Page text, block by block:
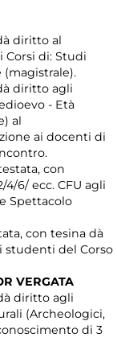
diritto al
Corsi di: Studi
(magistrale).
diritto agli
- Età
al
ai docenti di
con
6/ ecc. CFU agli
Spettacolo
con tesina dà
studenti del Corso
VERGATA
diritto agli
(Archeologici,
di 3